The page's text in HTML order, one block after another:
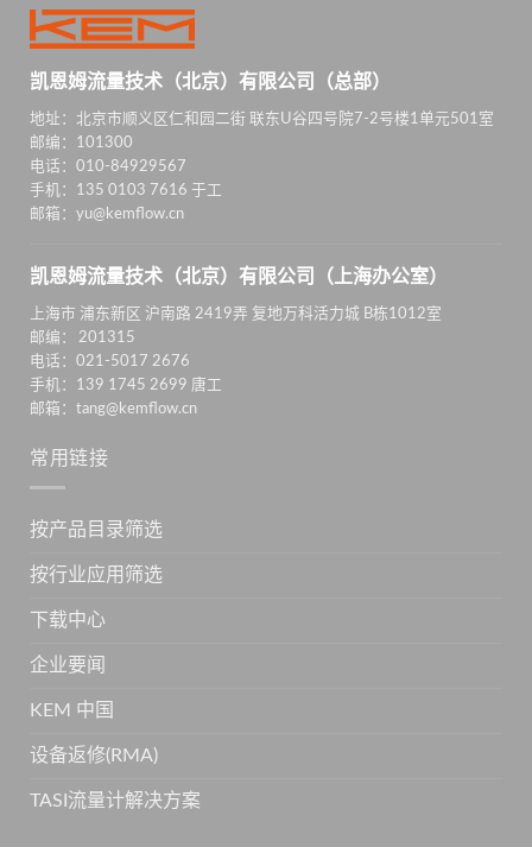
凯恩姆流量技术（北京）有限公司（总部）
地址：北京市顺义区仁和园二街 联东U谷四号院7-2号楼1单元501室
邮编：101300
电话：010-84929567
手机：135 0103 7616 于工
邮箱：yu@kemflow.cn
凯恩姆流量技术（北京）有限公司（上海办公室）
上海市 浦东新区 沪南路 2419弄 复地万科活力城 B栋1012室
邮编： 201315
电话：021-5017 2676
手机：139 1745 2699 唐工
邮箱：tang@kemflow.cn
常用链接
按产品目录筛选
按行业应用筛选
下载中心
企业要闻
KEM 中国
设备返修(RMA)
TASI流量计解决方案